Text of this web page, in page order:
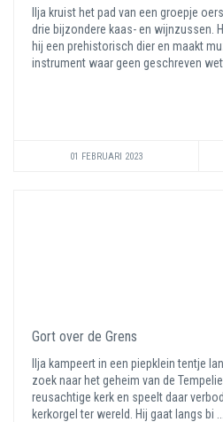
Ilja kruist het pad van een groepje
drie bijzondere kaas- en wijnzussen.
hij een prehistorisch dier en maakt
instrument waar geen geschreven
01 FEBRUARI 2023
Gort over de Grens
Ilja kampeert in een piepklein tentje
zoek naar het geheim van de
reusachtige kerk en speelt daar
kerkorgel ter wereld. Hij gaat langs bi ...